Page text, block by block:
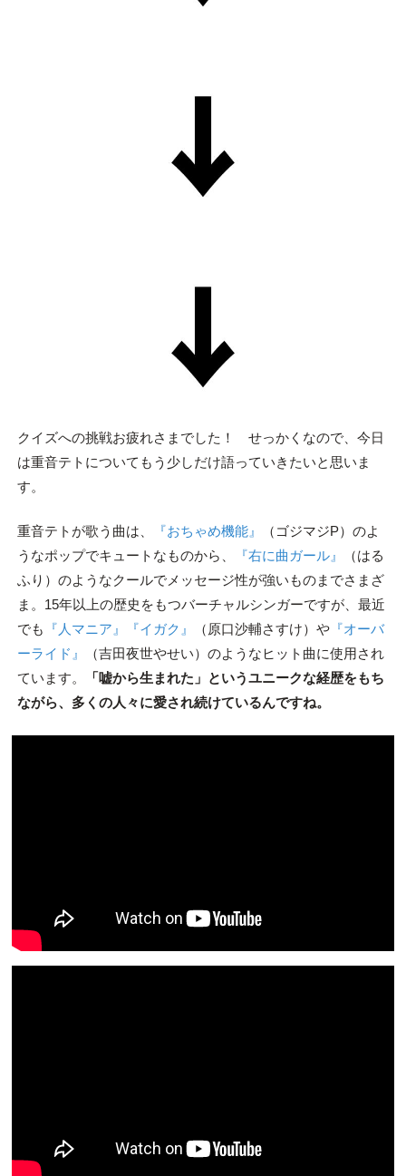
クイズへの挑戦お疲れさまでした！ せっかくなので、今日
は重音テトについてもう少しだけ語っていきたいと思いま
す。
重音テトが歌う曲は、 『おちゃめ機能』
（ゴジマジP）のよ
うなポップでキュートなものから、
『右に曲ガール』
（はる
ふり）のようなクールでメッセージ性が強いものまでさまざ
ま。15年以上の歴史をもつバーチャルシンガーですが、最近
でも
『人マニア』 『イガク』 （原口沙輔さすけ）や『オーバ
ーライド』
（吉田夜世やせい）のようなヒット曲に使用され
ています。
「嘘から生まれた」というユニークな経歴をもち
ながら、多くの人々に愛され続けているんですね。